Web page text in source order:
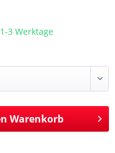
3 Werktage
Warenkorb